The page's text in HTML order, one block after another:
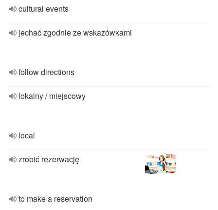
cultural events
jechać zgodnie ze wskazówkami
follow directions
lokalny / miejscowy
local
zrobić rezerwację
to make a reservation